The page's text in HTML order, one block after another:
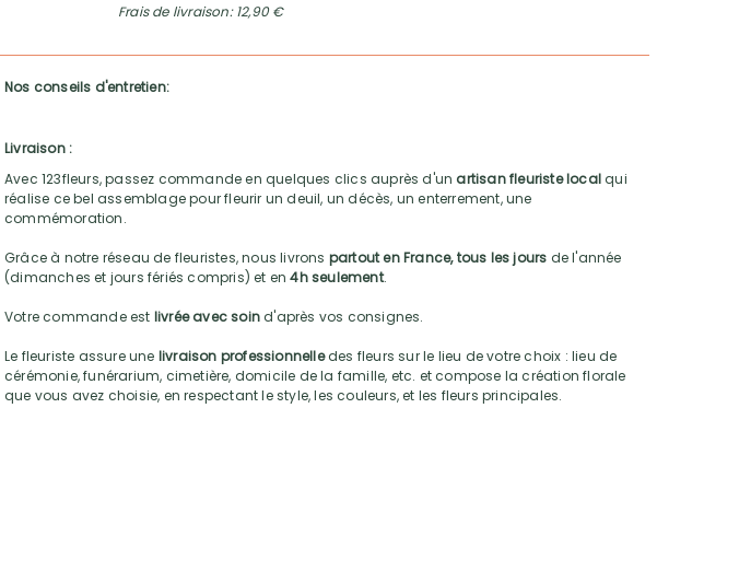
Frais de livraison: 12,90 €
Nos conseils d'entretien:
Livraison :
Avec 123fleurs, passez commande en quelques clics auprès d'un artisan fleuriste localqui
réalise ce bel assemblage pour fleurir un deuil, un décès, un enterrement, une
commémoration.
Grâce à notre réseau de fleuristes, nous livrons partout en France, tous les jours de l'année
(dimanches et jours fériés compris) et en4h seulement.
Votre commande est livrée avec soind'après vos consignes.
Le fleuriste assure une livraison professionnelledes fleurs sur le lieu de votre choix : lieu de
cérémonie, funérarium, cimetière, domicile de la famille, etc. et compose la création florale
que vous avez choisie, en respectant le style, les couleurs, et les fleurs principales.